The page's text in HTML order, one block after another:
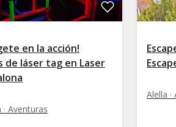
en la acción!
de láser tag en Laser
Aventuras
Alella